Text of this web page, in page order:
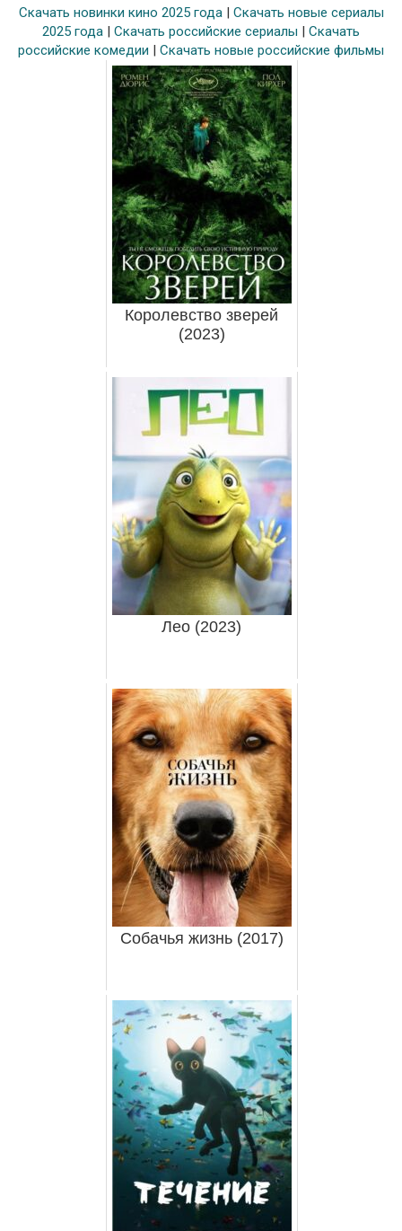
Скачать новинки кино 2025 года| Скачать новые сериалы
2025 года | Скачать российские сериалы | Скачать
российские комедии | Скачать новые российские фильмы
Королевство зверей
(2023)
Лео (2023)
Собачья жизнь (2017)